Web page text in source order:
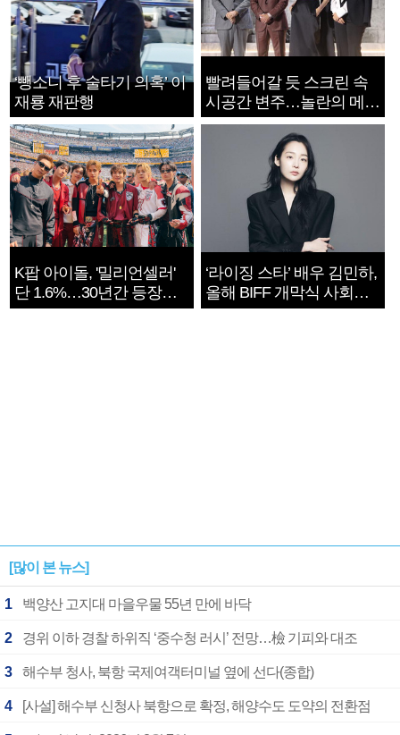
‘뺑소니 후 술타기 의혹’ 이
재룡 재판행
빨려들어갈 듯 스크린 속
시공간 변주…놀란의 메시
지는 ‘전쟁 속죄’
K팝 아이돌, '밀리언셀러'
단 1.6%…30년간 등장
1182개팀 전수조사
‘라이징 스타’ 배우 김민하,
올해 BIFF 개막식 사회자
확정
[많이 본 뉴스]
1 백양산 고지대 마을우물 55년 만에 바닥
2 경위 이하 경찰 하위직 ‘중수청 러시’ 전망…檢 기피와 대조
3 해수부 청사, 북항 국제여객터미널 옆에 선다(종합)
4 [사설] 해수부 신청사 북항으로 확정, 해양수도 도약의 전환점